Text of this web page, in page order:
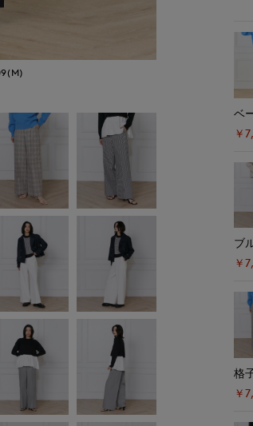
ベ
￥
ブ
￥
格
￥